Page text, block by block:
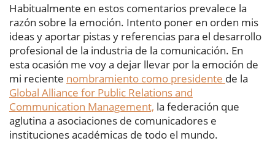
Habitualmente en estos comentarios prevalece la
razón sobre la emoción. Intento poner en orden mis
ideas y aportar pistas y referencias para el desarrollo
profesional de la industria de la comunicación. En
esta ocasión me voy a dejar llevar por la emoción de
mi reciente nombramiento como presidente de la
Global Alliance for Public Relations and
Communication Management, la federación que
aglutina a asociaciones de comunicadores e
instituciones académicas de todo el mundo.